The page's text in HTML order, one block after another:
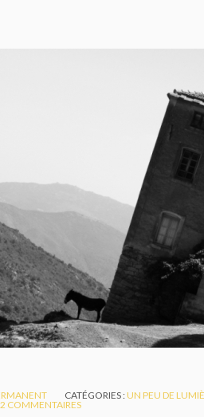
CATÉGORIES :UN PEU DE
2 COMMENTAIRES